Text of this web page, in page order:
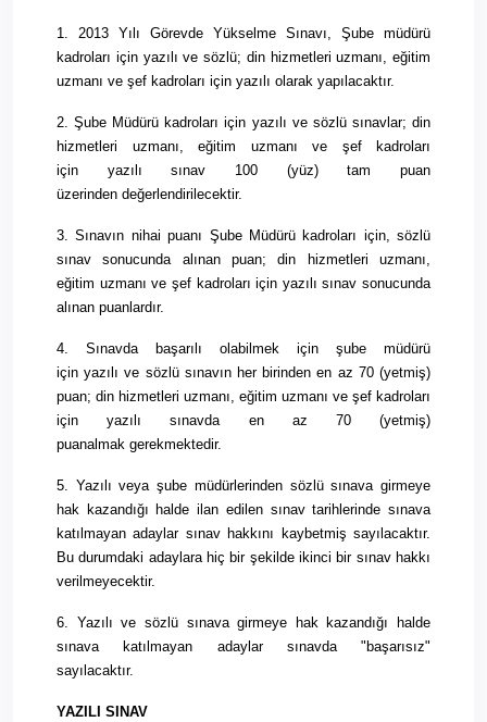
1. 2013 Yılı Görevde Yükselme Sınavı, Şube müdürü
kadroları için yazılı ve sözlü; din hizmetleri uzmanı, eğitim
uzmanı ve şef kadroları için yazılı olarak yapılacaktır.
2. Şube Müdürü kadroları için yazılı ve sözlü sınavlar; din
hizmetleri uzmanı, eğitim uzmanı ve şef kadroları
için yazılı sınav 100 (yüz) tam puan
üzerinden değerlendirilecektir.
3. Sınavın nihai puanı Şube Müdürü kadroları için, sözlü
sınav sonucunda alınan puan; din hizmetleri uzmanı,
eğitim uzmanı ve şef kadroları için yazılı sınav sonucunda
alınan puanlardır.
4. Sınavda başarılı olabilmek için şube müdürü
içinyazılı ve sözlü sınavın her birinden en az 70 (yetmiş)
puan; din hizmetleri uzmanı, eğitim uzmanı ve şef kadroları
içinyazılı sınavda en az 70 (yetmiş)
puanalmak gerekmektedir.
5. Yazılı veya şube müdürlerinden sözlü sınava girmeye
hak kazandığı halde ilan edilen sınav tarihlerinde sınava
katılmayan adaylar sınav hakkını kaybetmiş sayılacaktır.
Budurumdaki adaylara hiç bir şekilde ikinci bir sınav hakkı
verilmeyecektir.
6. Yazılı ve sözlü sınava girmeye hak kazandığı halde
sınava katılmayan adaylar sınavda "başarısız"
sayılacaktır.
YAZILI SINAV